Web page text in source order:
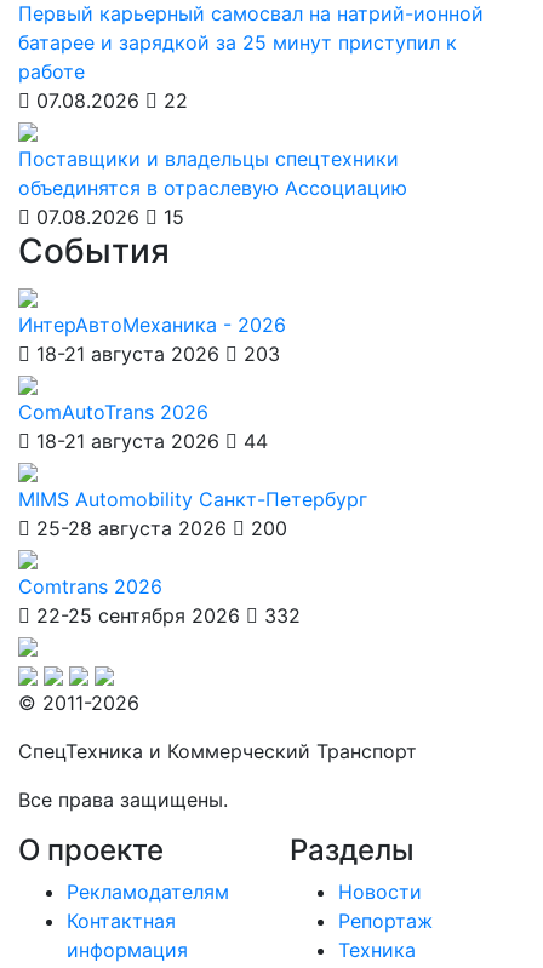
Первый карьерный самосвал на натрий-ионной
батарее и зарядкой за 25 минут приступил к
работе
07.08.2026
22
Поставщики и владельцы спецтехники
объединятся в отраслевую Ассоциацию
07.08.2026
15
События
ИнтерАвтоМеханика - 2026
18-21 августа 2026
203
ComAutoTrans 2026
18-21 августа 2026
44
MIMS Automobility Санкт-Петербург
25-28 августа 2026
200
Comtrans 2026
22-25 сентября 2026
332
© 2011-2026
СпецТехника и Коммерческий Транспорт
Все права защищены.
О проекте
Рекламодателям
Контактная
информация
Разделы
Новости
Репортаж
Техника